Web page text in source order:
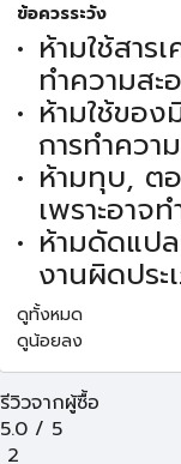
ข้อควรระวัง
ห้ามใช้สาร
ทำความสะ
ห้ามใช้ขอ
การทำควา
ห้ามทุบ, ต
เพราะอาจ
ห้ามดัดแป
งานผิดประ
ดูทั้งหมด
ดูน้อยลง
รีวิวจากผู้ซื้อ
5.0 / 5
2